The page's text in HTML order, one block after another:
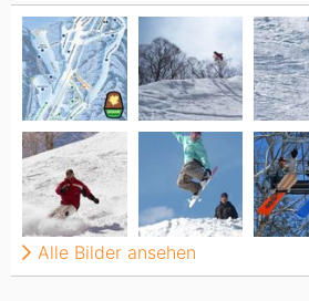
Alle Bilder ansehen